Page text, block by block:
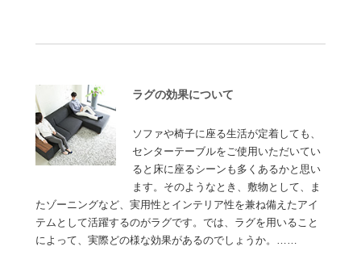
ラグの効果について
ソファや椅子に座る生活が定着しても、
センターテーブルをご使用いただいてい
ると床に座るシーンも多くあるかと思い
ます。そのようなとき、敷物として、ま
たゾーニングなど、実用性とインテリア性を兼ね備えたアイ
テムとして活躍するのがラグです。では、ラグを用いること
によって、実際どの様な効果があるのでしょうか。……